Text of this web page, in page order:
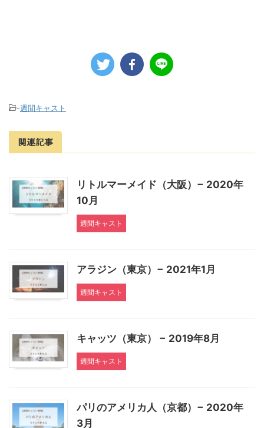
-週間キャスト
関連記事
リトルマーメイド（大阪）− 2020年
10月
週間キャスト
アラジン（東京）− 2021年1月
週間キャスト
キャッツ（東京） − 2019年8月
週間キャスト
パリのアメリカ人（京都）− 2020年
3月